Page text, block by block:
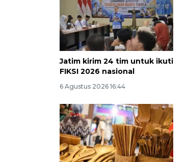
Jatim kirim 24 tim untuk ikuti
FIKSI 2026 nasional
6 Agustus 2026 16:44